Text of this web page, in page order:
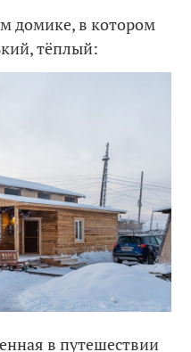
домике, в котором
тёплый:
в путешествии